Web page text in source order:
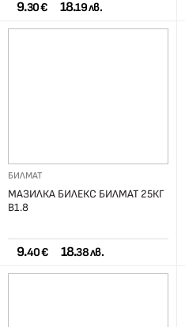
9.30 € 18.19 лв.
БИЛМАТ
МАЗИЛКА БИЛЕКС БИЛМАТ 25КГ
В1.8
9.40 € 18.38 лв.